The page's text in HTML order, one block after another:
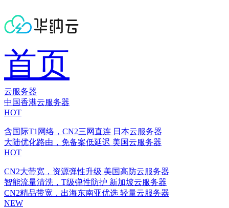
首页
云服务器
中国香港云服务器
HOT
含国际T1网络，CN2三网直连 日本云服务器
大陆优化路由，免备案低延迟 美国云服务器
HOT
CN2大带宽，资源弹性升级 美国高防云服务器
智能流量清洗，T级弹性防护 新加坡云服务器
CN2精品带宽，出海东南亚优选 轻量云服务器
NEW